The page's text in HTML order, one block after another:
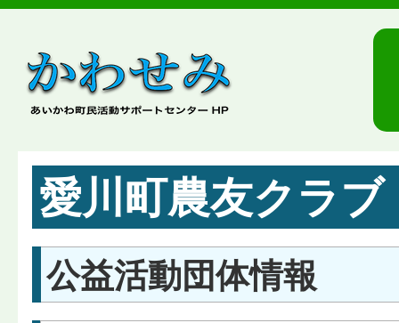
愛川町農友クラブ
公益活動団体情報